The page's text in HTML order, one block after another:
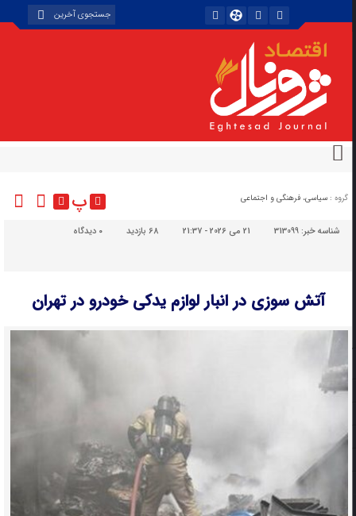
گروه : سیاسی، فرهنگی و اجتماعی پ
شناسه خبر:313099 21 می 2026 - 21:37 68 بازدید دیدگاه
آتش سوزی در انبار لوازم یدکی خودرو در تهران